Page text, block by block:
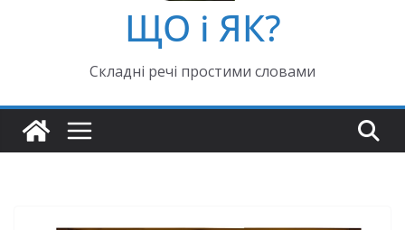
ЩО і ЯК?
Складні речі простими словами